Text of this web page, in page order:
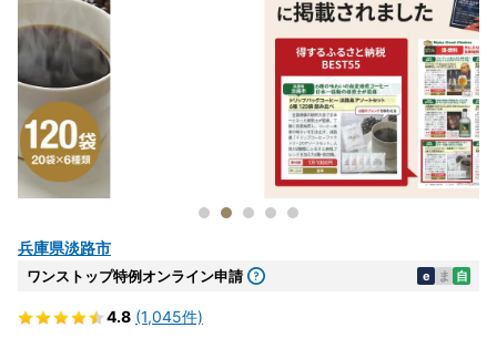
兵庫県淡路市
ワンストップ特例オンライン申請 e ま 自
4.8 (1,045件)